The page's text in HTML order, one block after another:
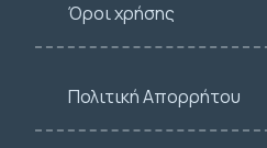
Όροι χρήσης
Πολιτική Απορρήτου